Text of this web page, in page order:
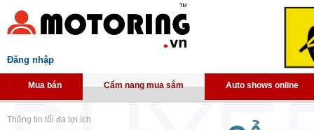
Đăng nhập
Mua bán Cẩm nang mua sắm Auto shows online
Thông tin tối đa lợi ích